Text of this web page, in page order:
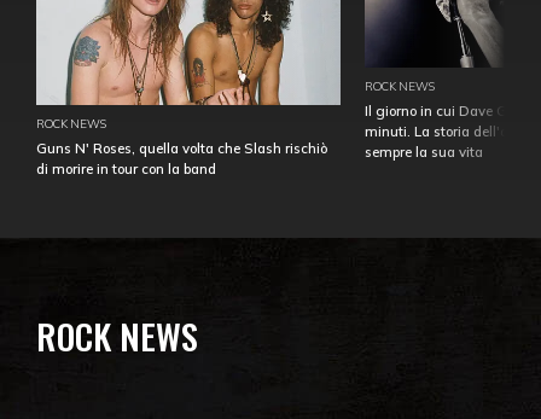
ROCK NEWS
Guns N' Roses, quella volta che Slash rischiò
di morire in tour con la band
ROCK NEWS
Il giorno in cui Dave
minuti. La storia
sempre la sua vita
ROCK NEWS